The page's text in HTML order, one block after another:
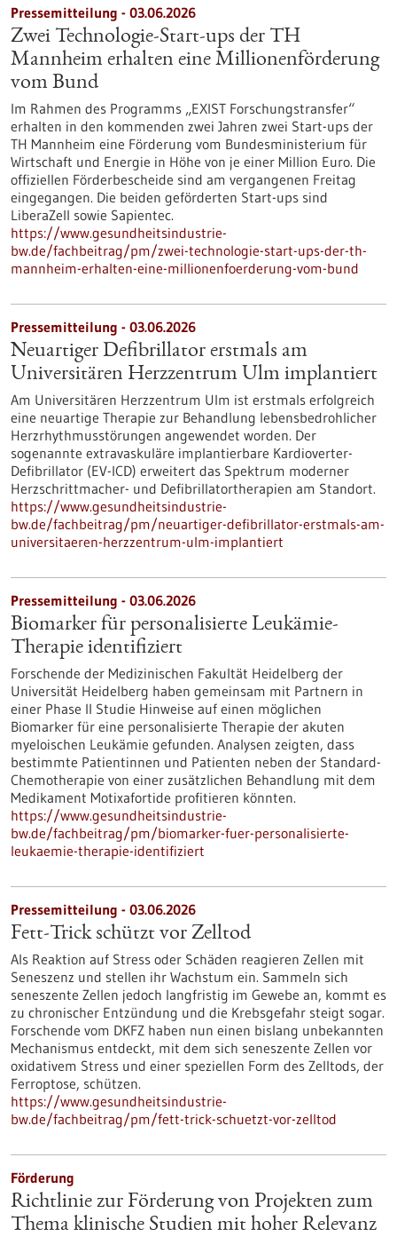
Pressemitteilung - 03.06.2026
Zwei Technologie-Start-ups der TH
Mannheim erhalten eine Millionenförderung
vom Bund
Im Rahmen des Programms „EXIST Forschungstransfer“
erhalten in den kommenden zwei Jahren zwei Start-ups der
TH Mannheim eine Förderung vom Bundesministerium für
Wirtschaft und Energie in Höhe von je einer Million Euro. Die
offiziellen Förderbescheide sind am vergangenen Freitag
eingegangen. Die beiden geförderten Start-ups sind
LiberaZell sowie Sapientec.
https://www.gesundheitsindustrie-
bw.de/fachbeitrag/pm/zwei-technologie-start-ups-der-th-
mannheim-erhalten-eine-millionenfoerderung-vom-bund
Pressemitteilung - 03.06.2026
Neuartiger Defibrillator erstmals am
Universitären Herzzentrum Ulm implantiert
Am Universitären Herzzentrum Ulm ist erstmals erfolgreich
eine neuartige Therapie zur Behandlung lebensbedrohlicher
Herzrhythmusstörungen angewendet worden. Der
sogenannte extravaskuläre implantierbare Kardioverter-​
Defibrillator (EV-​ICD) erweitert das Spektrum moderner
Herzschrittmacher-​ und Defibrillatortherapien am Standort.
https://www.gesundheitsindustrie-
bw.de/fachbeitrag/pm/neuartiger-defibrillator-erstmals-am-
universitaeren-herzzentrum-ulm-implantiert
Pressemitteilung - 03.06.2026
Biomarker für personalisierte Leukämie-
Therapie identifiziert
Forschende der Medizinischen Fakultät Heidelberg der
Universität Heidelberg haben gemeinsam mit Partnern in
einer Phase II Studie Hinweise auf einen möglichen
Biomarker für eine personalisierte Therapie der akuten
myeloischen Leukämie gefunden. Analysen zeigten, dass
bestimmte Patientinnen und Patienten neben der Standard-
Chemotherapie von einer zusätzlichen Behandlung mit dem
Medikament Motixafortide profitieren könnten.
https://www.gesundheitsindustrie-
bw.de/fachbeitrag/pm/biomarker-fuer-personalisierte-
leukaemie-therapie-identifiziert
Pressemitteilung - 03.06.2026
Fett-Trick schützt vor Zelltod
Als Reaktion auf Stress oder Schäden reagieren Zellen mit
Seneszenz und stellen ihr Wachstum ein. Sammeln sich
seneszente Zellen jedoch langfristig im Gewebe an, kommt es
zu chronischer Entzündung und die Krebsgefahr steigt sogar.
Forschende vom DKFZ haben nun einen bislang unbekannten
Mechanismus entdeckt, mit dem sich seneszente Zellen vor
oxidativem Stress und einer speziellen Form des Zelltods, der
Ferroptose, schützen.
https://www.gesundheitsindustrie-
bw.de/fachbeitrag/pm/fett-trick-schuetzt-vor-zelltod
Förderung
Richtlinie zur Förderung von Projekten zum
Thema klinische Studien mit hoher Relevanz